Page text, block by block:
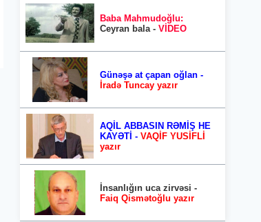
Baba Mahmudoğlu:
Ceyran bala - VİDEO
Günəşə at çapan oğlan -
İradə Tuncay yazır
AQİL ABBASIN RƏMİŞ HE
KAYƏTİ - VAQİF YUSİFLİ
yazır
İnsanlığın uca zirvəsi -
Faiq Qismətoğlu yazır